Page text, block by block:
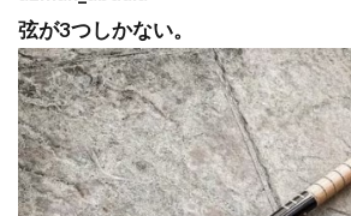
弦が3つしかない。